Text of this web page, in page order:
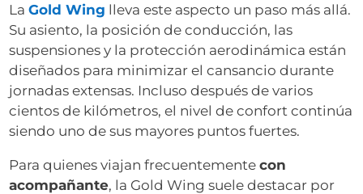
LaGold Wing lleva este aspecto un paso más allá.
Su asiento, la posición de conducción, las
suspensiones y la protección aerodinámica están
diseñados para minimizar el cansancio durante
jornadas extensas. Incluso después de varios
cientos de kilómetros, el nivel de confort continúa
siendo uno de sus mayores puntos fuertes.
Para quienes viajan frecuentementecon
acompañante, la Gold Wing suele destacar por